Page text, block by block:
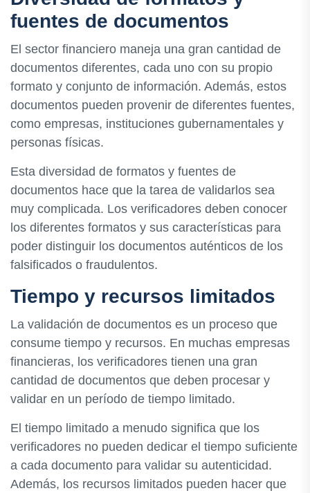
fuentes de documentos
El sector financiero maneja una gran cantidad de
documentos diferentes, cada uno con su propio
formato y conjunto de información. Además, estos
documentos pueden provenir de diferentes fuentes,
como empresas, instituciones gubernamentales y
personas físicas.
Esta diversidad de formatos y fuentes de
documentos hace que la tarea de validarlos sea
muy complicada. Los verificadores deben conocer
los diferentes formatos y sus características para
poder distinguir los documentos auténticos de los
falsificados o fraudulentos.
Tiempo y recursos limitados
La validación de documentos es un proceso que
consume tiempo y recursos. En muchas empresas
financieras, los verificadores tienen una gran
cantidad de documentos que deben procesar y
validar en un período de tiempo limitado.
El tiempo limitado a menudo significa que los
verificadores no pueden dedicar el tiempo suficiente
a cada documento para validar su autenticidad.
Además, los recursos limitados pueden hacer que